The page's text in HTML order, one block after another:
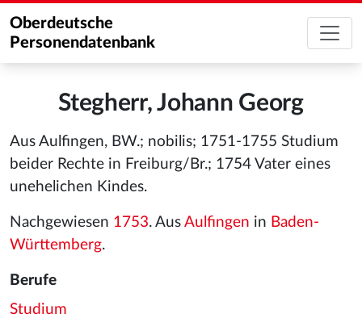
Oberdeutsche
Personendatenbank
Stegherr, Johann Georg
Aus Aulfingen, BW.; nobilis; 1751-1755 Studium
beider Rechte in Freiburg/Br.; 1754 Vater eines
unehelichen Kindes.
Nachgewiesen 1753. Aus Aulfingen in Baden-
Württemberg.
Berufe
Studium